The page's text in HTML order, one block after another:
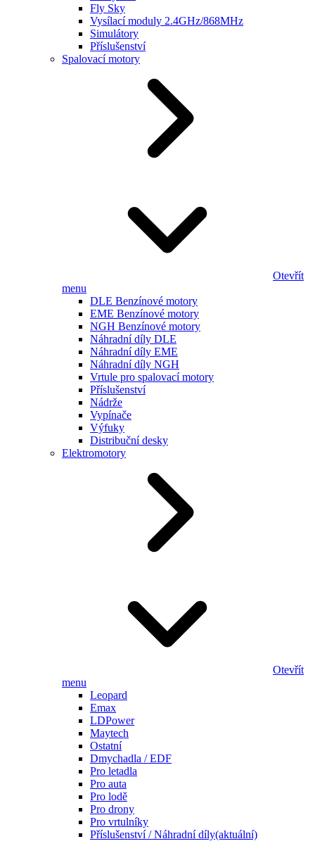
Fly Sky
Vysílací moduly 2.4GHz/868MHz
Simulátory
Příslušenství
Spalovací motory
Otevřít
menu
DLE Benzínové motory
EME Benzínové motory
NGH Benzínové motory
Náhradní díly DLE
Náhradní díly EME
Náhradní díly NGH
Vrtule pro spalovací motory
Příslušenství
Nádrže
Vypínače
Výfuky
Distribuční desky
Elektromotory
Otevřít
menu
Leopard
Emax
LDPower
Maytech
Ostatní
Dmychadla / EDF
Pro letadla
Pro auta
Pro lodě
Pro drony
Pro vrtulníky
Příslušenství / Náhradní díly(aktuální)